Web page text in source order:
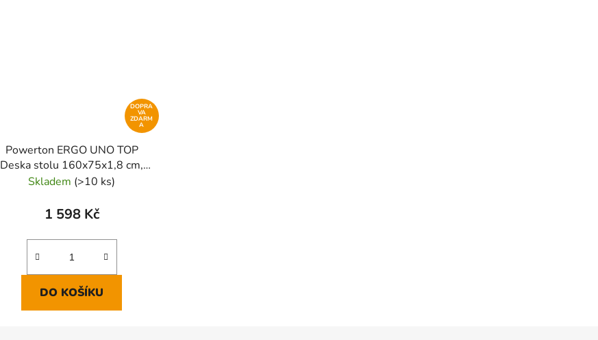
DOPRA
VA
ZDARM
A
Powerton ERGO UNO TOP
Deska stolu 160x75x1,8 cm,
paulownia
Skladem (>10 ks)
1 598 Kč
DO KOŠÍKU